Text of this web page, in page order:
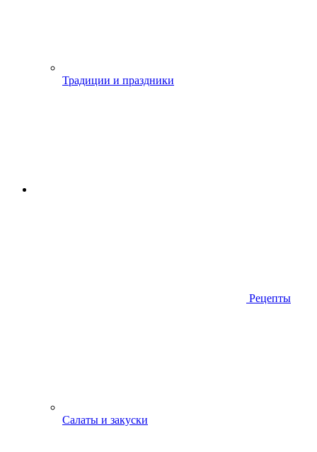
Традиции и праздники
Рецепты
Салаты и закуски